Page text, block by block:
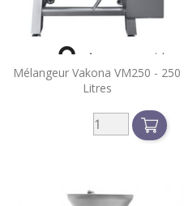
Mélangeur Vakona VM250 - 250
Litres
 Aperçu rapide